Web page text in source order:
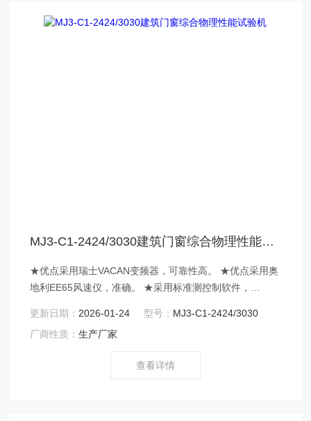
MJ3-C1-2424/3030建筑门窗综合物理性能试验机
★优点采用瑞士VACAN变频器，可靠性高。 ★优点采用奥
地利EE65风速仪，准确。 ★采用标准测控制软件，
采用标准Modbus标准通信协议。 ★采用光电隔离通信模
块，数据传输更稳定，抗干扰能力强。 ★采用多功能控制
更新日期： 2026-01-24 型号： MJ3-C1-2424/3030
厂商性质：生产厂家
查看详情